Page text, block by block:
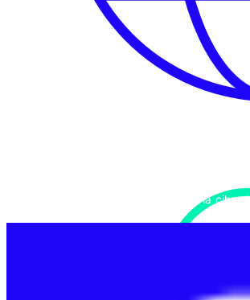
mantenerse protegido frente a un entorno
constante evolución.
Asesoramiento experto
Refuerce sus defensas con
definiendo los riesgos para la